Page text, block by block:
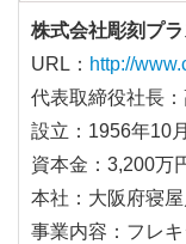
株式会社彫刻プラ
URL： http://
代表取締役社長
設立：1956年10月
資本金：3,200万
本社：大阪府寝
事業内容：フレ